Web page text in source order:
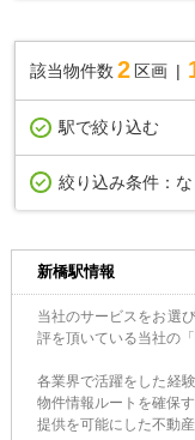
該当物件数 2 区画
駅で絞り込む
絞り込み条件：
新橋駅情報
当社のサービスをお選
評を頂いている当社の
各業界で活躍をした経
物件情報ルートを確保
提供を可能にした不動